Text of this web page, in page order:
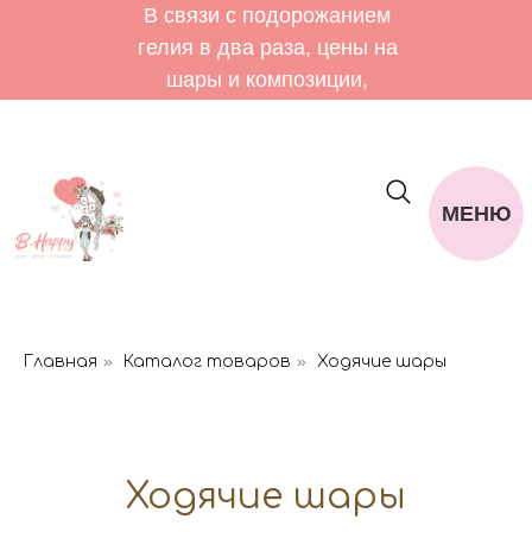
В связи с подорожанием
гелия в два раза, цены на
шары и композиции,
10.00-19.00. Вс: 11.00-18.00
МЕНЮ
Главная » Каталог товаров » Ходячие шары
Ходячие шары